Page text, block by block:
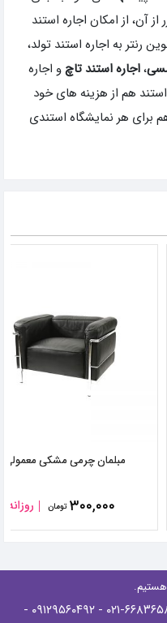
آن، از امکان اجاره استند
رنتر به اجاره استند تولد،
،اجاره استند تاچو اجاره
استند هم از هزینه های خود
برای هر نمایشگاه استندی
مبلمان چرمی مشکی معمولی
۳۰۰,۰۰۰ تومان روزانه
- ۰۹۱۲۹۵۶۰۴۹۲
-